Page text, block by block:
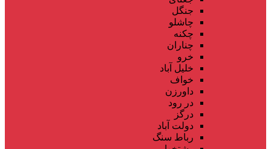
جنگل
چاشلو
چکنه
چناران
خرو
خلیل آباد
خواف
داورزن
در رود
درگز
دولت آباد
رباط سنگ